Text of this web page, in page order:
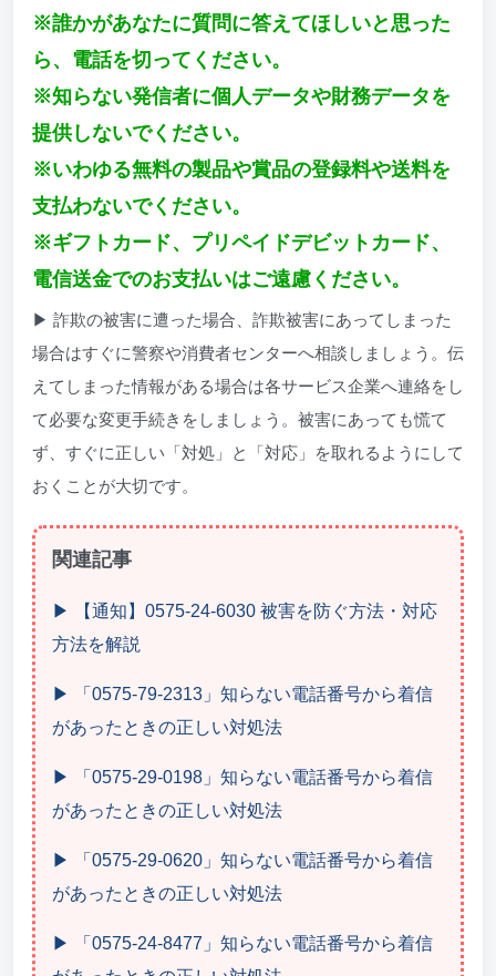
※誰かがあなたに質問に答えてほしいと思った
ら、電話を切ってください。
※知らない発信者に個人データや財務データを
提供しないでください。
※いわゆる無料の製品や賞品の登録料や送料を
支払わないでください。
※ギフトカード、プリペイドデビットカード、
電信送金でのお支払いはご遠慮ください。
▶ 詐欺の被害に遭った場合、詐欺被害にあってしまった
場合はすぐに警察や消費者センターへ相談しましょう。伝
えてしまった情報がある場合は各サービス企業へ連絡をし
て必要な変更手続きをしましょう。被害にあっても慌て
ず、すぐに正しい「対処」と「対応」を取れるようにして
おくことが大切です。
関連記事
▶ 【通知】0575-24-6030 被害を防ぐ方法・対応
方法を解説
▶ 「0575-79-2313」知らない電話番号から着信
があったときの正しい対処法
▶ 「0575-29-0198」知らない電話番号から着信
があったときの正しい対処法
▶ 「0575-29-0620」知らない電話番号から着信
があったときの正しい対処法
▶ 「0575-24-8477」知らない電話番号から着信